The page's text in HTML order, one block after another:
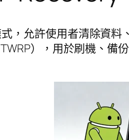
，允許使用者清除資
），用於刷機、